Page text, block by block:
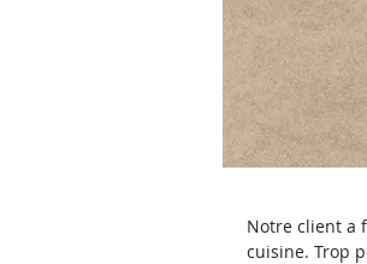
Notre client a
cuisine. Trop